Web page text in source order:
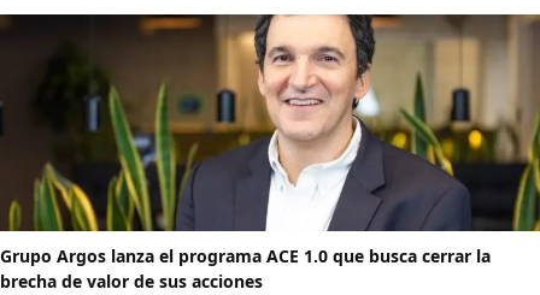
Grupo Argos lanza el programa ACE 1.0 que busca cerrar la
brecha de valor de sus acciones